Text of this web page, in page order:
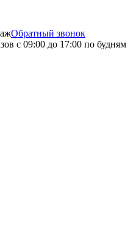
Обратный звонок
с 09:00 до 17:00 по будням